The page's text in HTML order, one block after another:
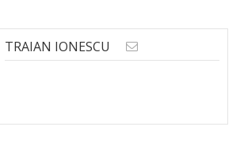
TRAIAN IONESCU